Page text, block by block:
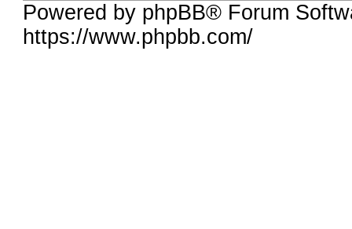
Powered by phpBB® Forum
https://www.phpbb.com/